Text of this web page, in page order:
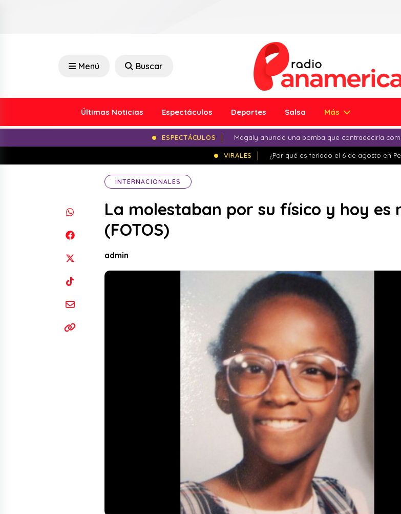
Menú Buscar
Últimas Noticias Espectáculos Deportes Salsa Más
ESPECTÁCULOS Magaly anuncia una bomba que contradeciría
VIRALES ¿Por qué es feriado el 6 de agosto en
INTERNACIONALES
La molestaban por su físico y hoy es
(FOTOS)
admin